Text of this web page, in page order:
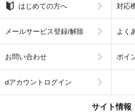
はじめての方へ 対応
メールサービス登録/解除 よく
お問い合わせ ポイ
dアカウントログイン
サイト情報